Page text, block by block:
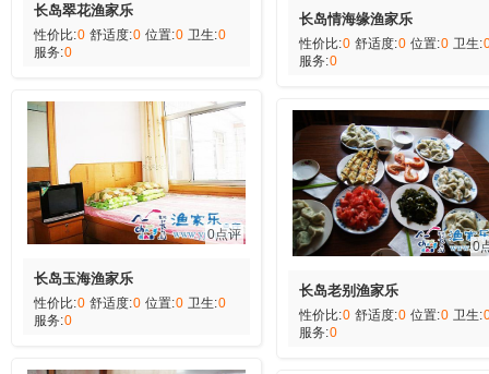
长岛翠花渔家乐
性价比:0 舒适度:0 位置:0 卫生:0
服务:0
0点评
长岛玉海渔家乐
性价比:0 舒适度:0 位置:0 卫生:0
服务:0
长岛情海缘渔家乐
性价比:0 舒适度:0 位置:0 卫生:
服务:0
0
长岛老别渔家乐
性价比:0 舒适度:0 位置:0 卫生:
服务:0